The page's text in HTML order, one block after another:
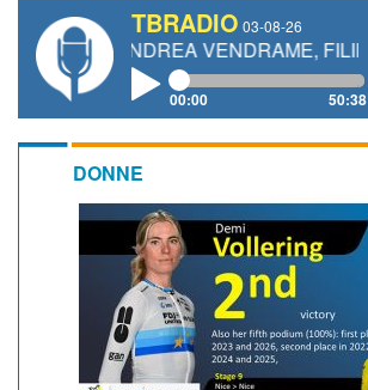
TBRADIO 03-08-26
VENDRAME, FILIPPO FIORELLI
00:00 50:38
DONNE